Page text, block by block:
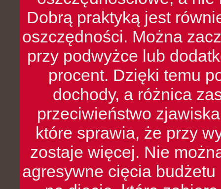
Dobrą praktyką jest
oszczędności. Można
przy podwyżce lub
procent. Dzięki temu
dochody, a różnica
przeciwieństwo
które sprawia, że przy
zostaje więcej. Nie
agresywne cięcia